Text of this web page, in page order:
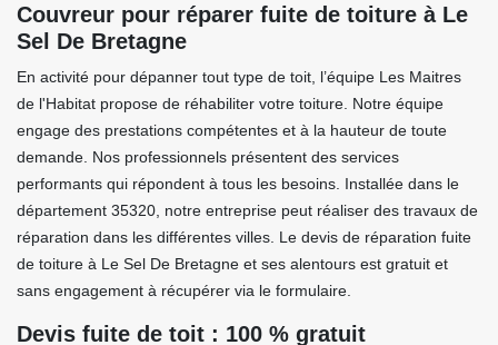
Couvreur pour réparer fuite de toiture à Le
Sel De Bretagne
En activité pour dépanner tout type de toit, l’équipe Les Maitres
de l'Habitat propose de réhabiliter votre toiture. Notre équipe
engage des prestations compétentes et à la hauteur de toute
demande. Nos professionnels présentent des services
performants qui répondent à tous les besoins. Installée dans le
département 35320, notre entreprise peut réaliser des travaux de
réparation dans les différentes villes. Le devis de réparation fuite
de toiture à Le Sel De Bretagne et ses alentours est gratuit et
sans engagement à récupérer via le formulaire.
Devis fuite de toit : 100 % gratuit